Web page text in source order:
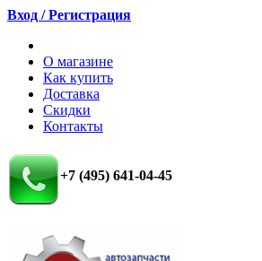
Вход / Регистрация
О магазине
Как купить
Доставка
Скидки
Контакты
+7 (495) 641-04-45